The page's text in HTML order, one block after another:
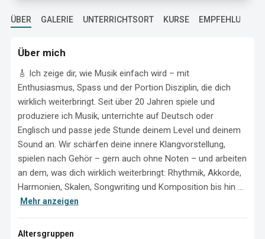
ÜBER GALERIE UNTERRICHTSORT KURSE EMPFEHLUNGEN
Über mich
🎸 Ich zeige dir, wie Musik einfach wird – mit
Enthusiasmus, Spass und der Portion Disziplin, die dich
wirklich weiterbringt. Seit über 20 Jahren spiele und
produziere ich Musik, unterrichte auf Deutsch oder
Englisch und passe jede Stunde deinem Level und deinem
Sound an. Wir schärfen deine innere Klangvorstellung,
spielen nach Gehör – gern auch ohne Noten – und arbeiten
an dem, was dich wirklich weiterbringt: Rhythmik, Akkorde,
Harmonien, Skalen, Songwriting und Komposition bis hin ...
Mehr anzeigen
Altersgruppen